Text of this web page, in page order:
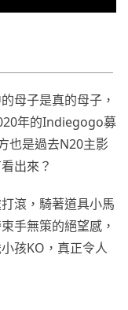
母子是真的母子，
年的Indiegogo募
也是過去N20主影
出來？
滾，騎著道具小馬
手無策的絕望感，
孩KO，真正令人